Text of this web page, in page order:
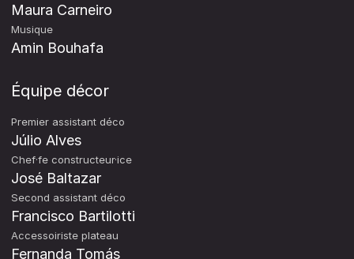
Maura Carneiro
Musique
Amin Bouhafa
Équipe décor
Premier assistant déco
Júlio Alves
Chef·fe constructeur·ice
José Baltazar
Second assistant déco
Francisco Bartilotti
Accessoiriste plateau
Fernanda Tomás